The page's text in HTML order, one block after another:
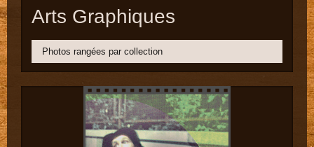
Arts Graphiques
Photos rangées par collection